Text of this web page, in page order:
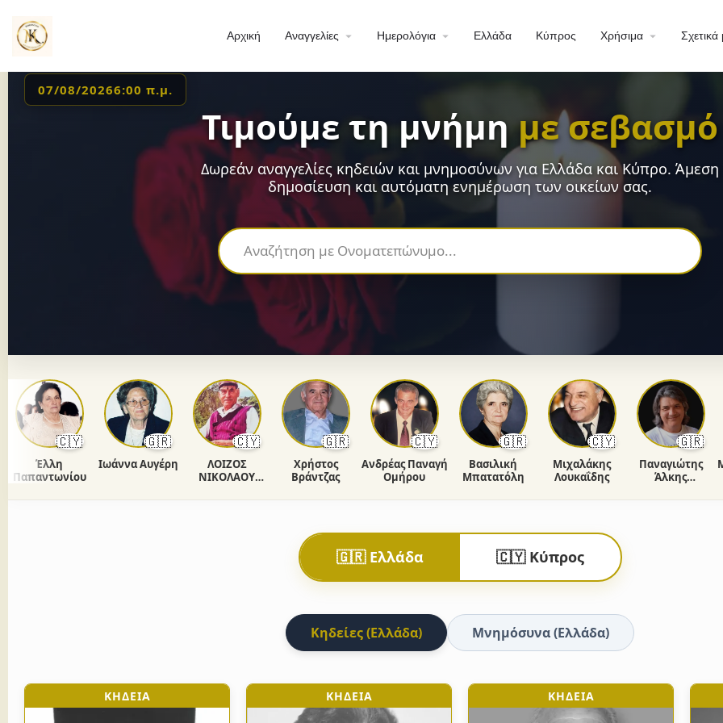
Αρχική Αναγγελίες Ημερολόγια Ελλάδα Κύπρος Χρήσιμα Σχετικά
Τιμούμε τη μνήμημε σεβασμό
Δωρεάν αναγγελίες κηδειών και μνημοσύνων για Ελλάδα και Κύπρο. Άμεση
δημοσίευση και αυτόματη ενημέρωση των οικείων σας.
07/08/20266:00 π.μ.
🇨🇾
Έλλη
🇬🇷
Ιωάννα Αυγέρη
🇨🇾
ΛΟΙΖΟΣ
ΝΙΚΟΛΑΟΥ
🇬🇷
Χρήστος
Βράντζας
🇨🇾
Ανδρέας Παναγή
Ομήρου
🇬🇷
Βασιλική
Μπατατόλη
🇨🇾
Μιχαλάκης
Λουκαΐδης
🇬🇷
Παναγιώτης
Άλκης
🇬🇷 Ελλάδα 🇨🇾 Κύπρος
Κηδείες (Ελλάδα) Μνημόσυνα (Ελλάδα)
ΚΗΔΕΙΑ ΚΗΔΕΙΑ ΚΗΔΕΙΑ